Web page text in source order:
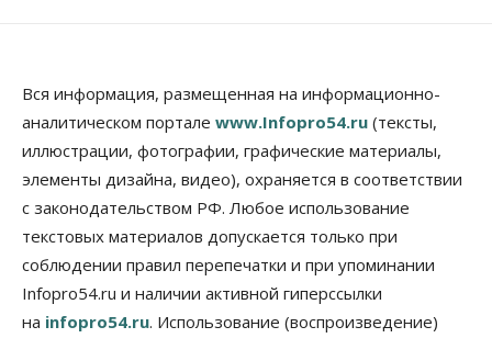
07 Августа 2026, 13:55
Авто Общество
Треть автовладельцев в Новосибирской области
«поставили машины на прикол»
07 Августа 2026, 13:00
Власть
Школы, библиотеки, пешеходные тротуары:
депутаты Госдумы контролируют работы на
социальных объектах
07 Августа 2026, 12:35
Вся информация, размещенная на информационно-
аналитическом портале www.Infopro54.ru (тексты,
иллюстрации, фотографии, графические материалы,
элементы дизайна, видео), охраняется в соответствии
с законодательством РФ. Любое использование
текстовых материалов допускается только при
соблюдении правил перепечатки и при упоминании
Infopro54.ru и наличии активной гиперссылки
на infopro54.ru. Использование (воспроизведение)